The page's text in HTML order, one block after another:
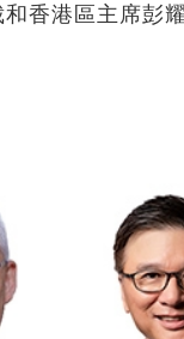
香港區主席彭耀